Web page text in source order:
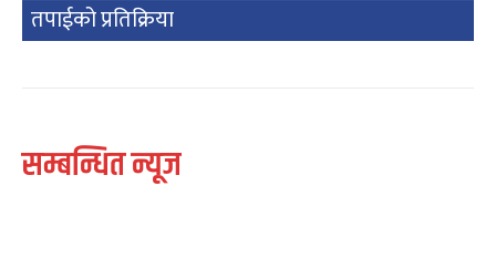
तपाईको प्रतिक्रिया
सम्बन्धित न्यूज